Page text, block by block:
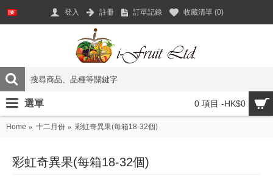
登入 註冊 訂單記錄 收藏清單 (0)
0 項目 -HK$0
選單
Home 十二月份 彩虹奇異果(每箱18-32個)
彩虹奇異果(每箱18-32個)